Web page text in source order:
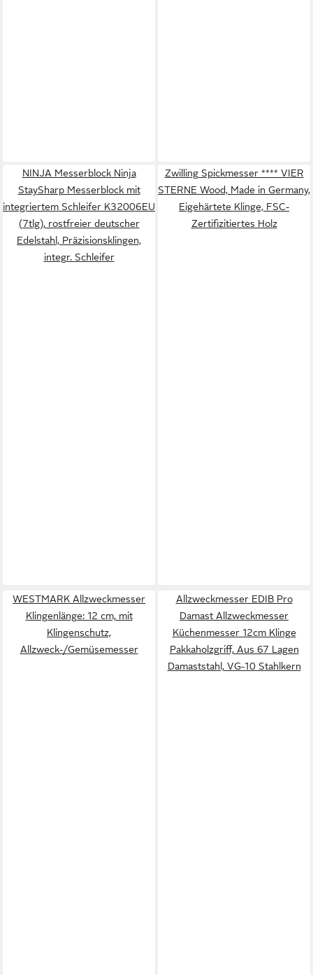
NINJA Messerblock Ninja
StaySharp Messerblock mit
integriertem Schleifer K32006EU
(7tlg), rostfreier deutscher
Edelstahl, Präzisionsklingen,
integr. Schleifer
Zwilling Spickmesser **** VIER
STERNE Wood, Made in Germany,
Eigehärtete Klinge, FSC-
Zertifizitiertes Holz
WESTMARK Allzweckmesser
Klingenlänge: 12 cm, mit
Klingenschutz,
Allzweck-/Gemüsemesser
Allzweckmesser EDIB Pro
Damast Allzweckmesser
Küchenmesser 12cm Klinge
Pakkaholzgriff, Aus 67 Lagen
Damaststahl, VG-10 Stahlkern